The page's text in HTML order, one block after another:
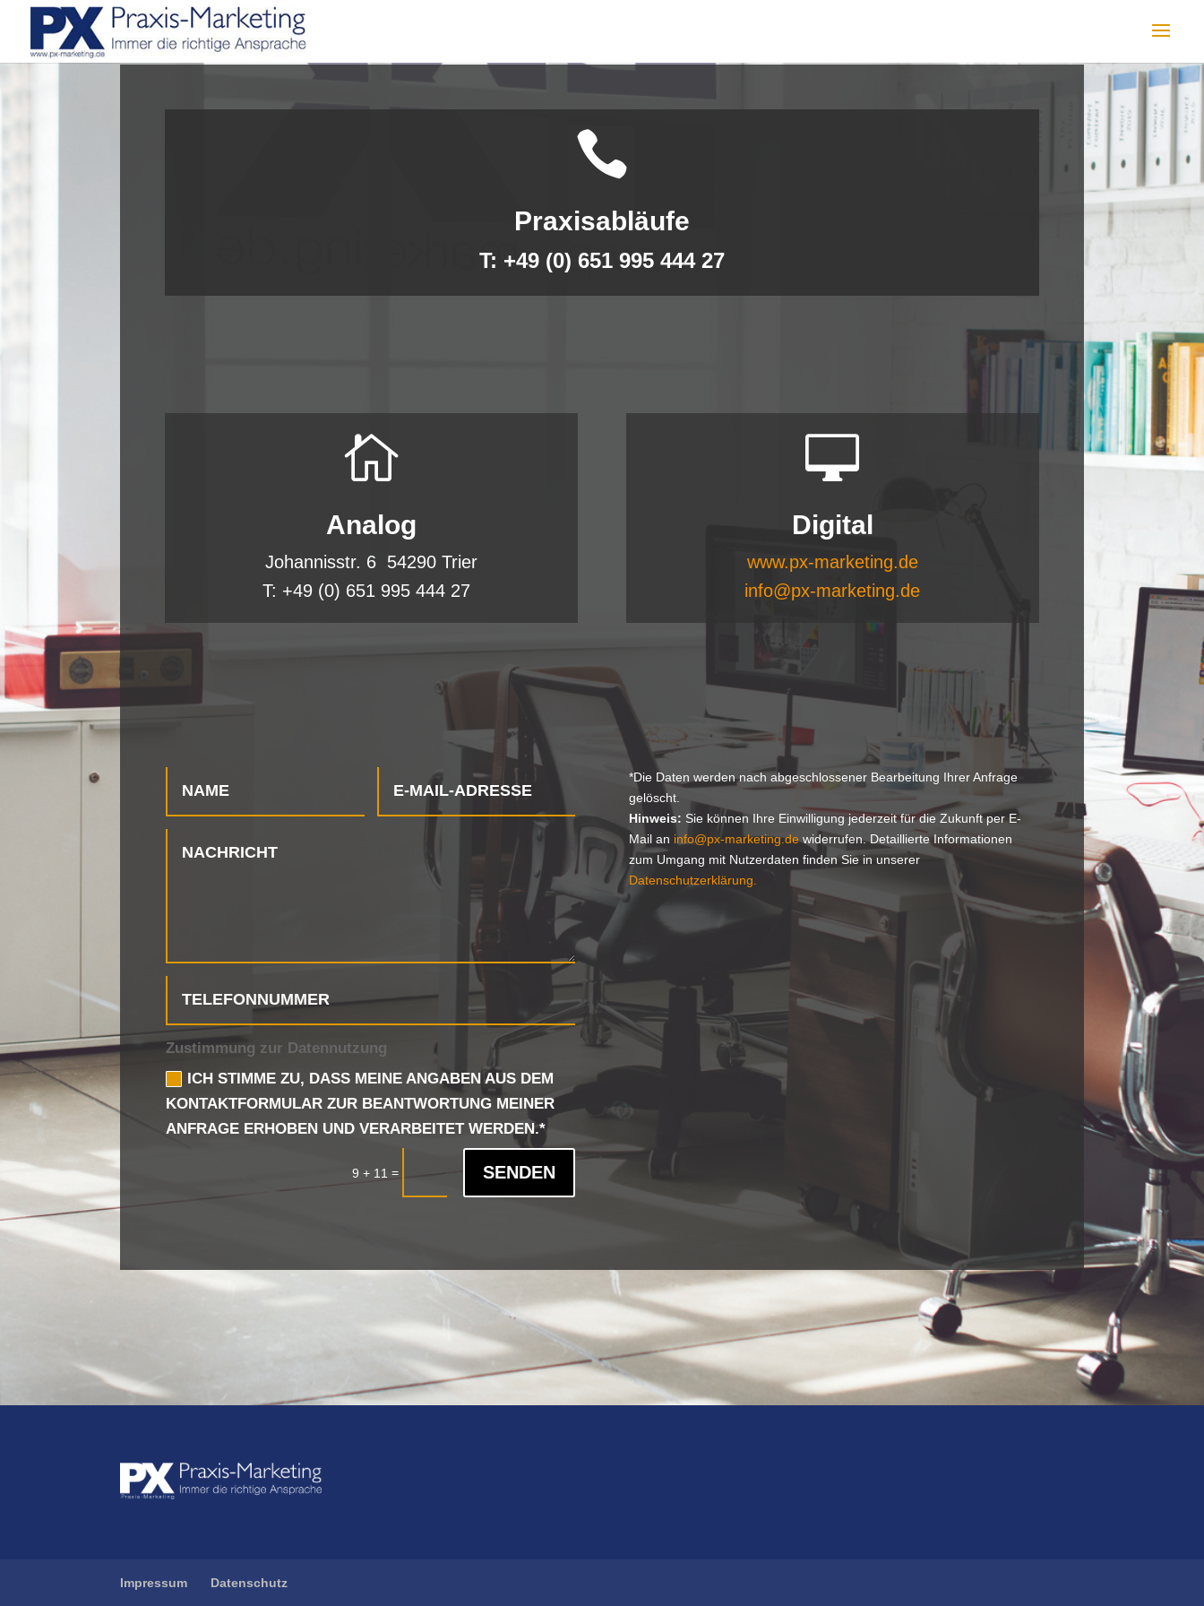

Praxisabläufe
T: +49 (0) 651 995 444 27

Analog
Johannisstr. 6 54290 Trier
T: +49 (0) 651 995 444 27

Digital
www.px-marketing.de
info@px-marketing.de
Zustimmung zur Datennutzung
ICH STIMME ZU, DASS MEINE ANGABEN AUS DEM
KONTAKTFORMULAR ZUR BEANTWORTUNG MEINER
ANFRAGE ERHOBEN UND VERARBEITET WERDEN.*
9 + 11 = SENDEN
*Die Daten werden nach abgeschlossener Bearbeitung Ihrer Anfrage
gelöscht.
Hinweis: Sie können Ihre Einwilligung jederzeit für die Zukunft per E-
Mail an info@px-marketing.dewiderrufen. Detaillierte Informationen
zum Umgang mit Nutzerdaten finden Sie in unserer
Datenschutzerklärung.
Impressum Datenschutz